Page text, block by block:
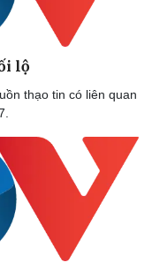
lộ
thạo tin có liên quan